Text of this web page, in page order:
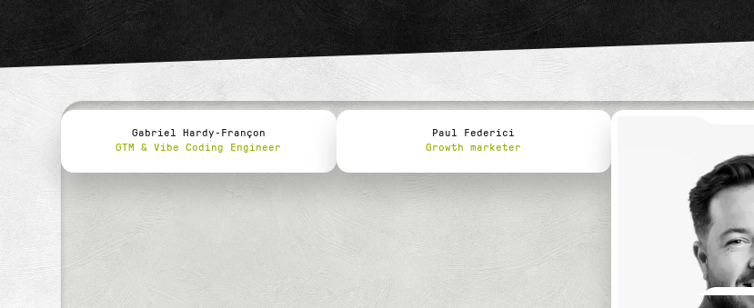
Gabriel Hardy-Françon
GTM & Vibe Coding Engineer
Paul Federici
Growth marketer